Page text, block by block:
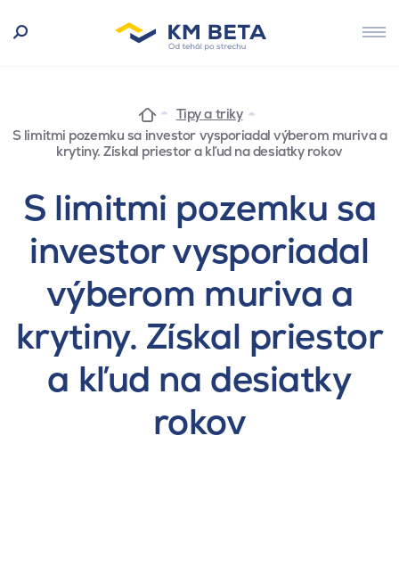
Tipy a triky
S limitmi pozemku sa investor vysporiadal výberom muriva a
krytiny. Získal priestor a kľud na desiatky rokov
S limitmi pozemku sa
investor vysporiadal
výberom muriva a
krytiny. Získal priestor
a kľud na desiatky
rokov